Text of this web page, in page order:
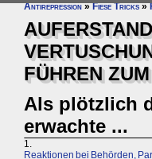
Antirepression»Fiese Tricks»
FÜHREN
Als plötzlich
erwachte ...
1.
Reaktionen bei Behörden,